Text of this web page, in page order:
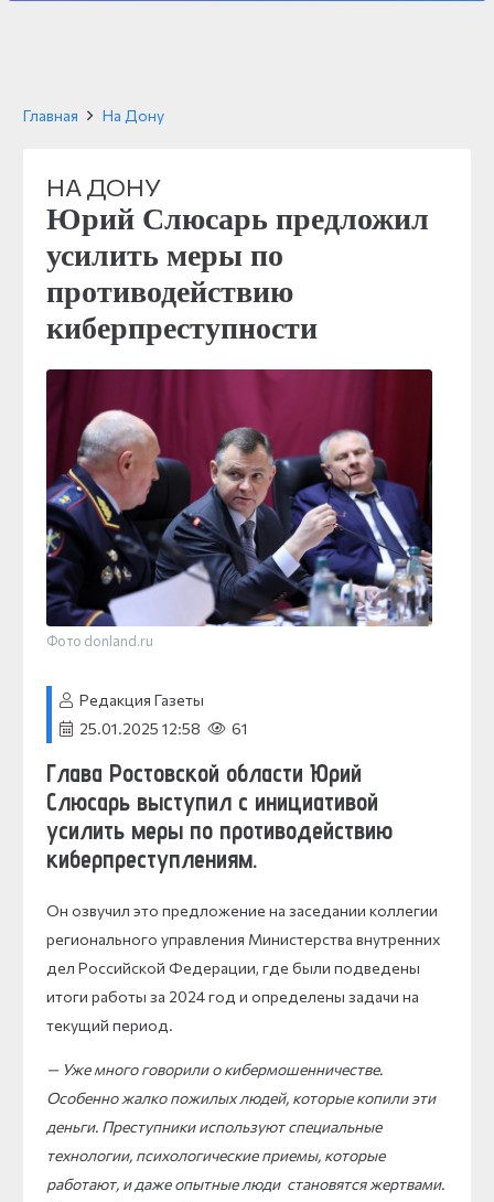
Главная На Дону
НА ДОНУ
Юрий Слюсарь предложил
усилить меры по
противодействию
киберпреступности
Фото donland.ru
Редакция Газеты
25.01.2025 12:58
61
Глава Ростовской области Юрий
Слюсарь выступил с инициативой
усилить меры по противодействию
киберпреступлениям.
Он озвучил это предложение на заседании коллегии
регионального управления Министерства внутренних
дел Российской Федерации, где были подведены
итоги работы за 2024 год и определены задачи на
текущий период.
— Уже много говорили о кибермошенничестве.
Особенно жалко пожилых людей, которые копили эти
деньги. Преступники используют специальные
технологии, психологические приемы, которые
работают, и даже опытные люди становятся жертвами.